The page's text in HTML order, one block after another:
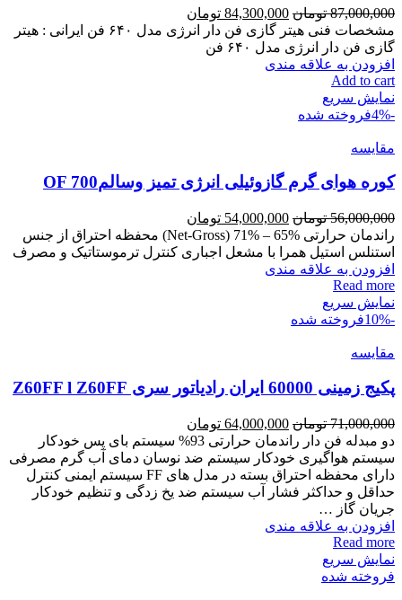
87,000,000 تومان 84,300,000 تومان
مشخصات فنی هیتر گازی فن دار انرژی مدل ۶۴۰ فن ایرانی : هیتر
گازی فن دار انرژی مدل ۶۴۰ فن
افزودن به علاقه مندی
Add to cart
نمایش سریع
-4%
فروخته شده
مقايسه
کوره هوای گرم گازوئیلی انرژی تمیز وسالمOF 700
56,000,000 تومان 54,000,000 تومان
راندمان حرارتی Net-Gross) 71% – 65%) محفظه احتراق از جنس
استنلس استیل همرا با مشعل اجباری کنترل ترموستاتیک و مصرف
افزودن به علاقه مندی
Read more
نمایش سریع
-10%
فروخته شده
مقايسه
پکیج زمینی 60000 ایران رادیاتور سری Z60FF l Z60FF
71,000,000 تومان 64,000,000 تومان
دو مبدله فن دار راندمان حرارتی 93% سیستم بای پس خودکار
سیستم هواگیری خودکار سیستم ضد نوسان دمای آب گرم مصرفی
دارای محفظه احتراق بسته در مدل های FF سیستم ایمنی کنترل
حداقل و حداکثر فشار آب سیستم ضد یخ زدگی و تنظیم خودکار
جریان گاز …
افزودن به علاقه مندی
Read more
نمایش سریع
فروخته شده